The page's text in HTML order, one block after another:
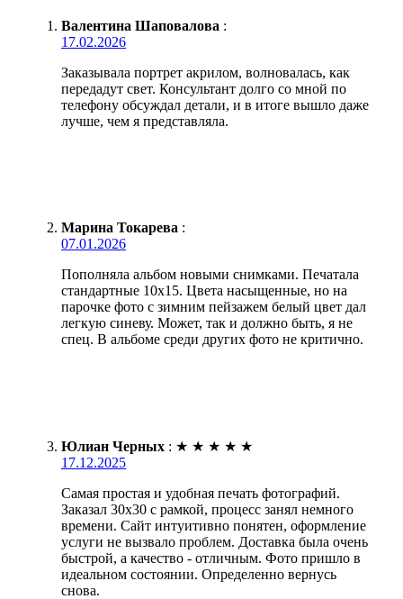
Валентина Шаповалова :
17.02.2026
Заказывала портрет акрилом, волновалась, как
передадут свет. Консультант долго со мной по
телефону обсуждал детали, и в итоге вышло даже
лучше, чем я представляла.
Марина Токарева :
07.01.2026
Пополняла альбом новыми снимками. Печатала
стандартные 10х15. Цвета насыщенные, но на
парочке фото с зимним пейзажем белый цвет дал
легкую синеву. Может, так и должно быть, я не
спец. В альбоме среди других фото не критично.
Юлиан Черных : ★ ★ ★ ★ ★
17.12.2025
Самая простая и удобная печать фотографий.
Заказал 30х30 с рамкой, процесс занял немного
времени. Сайт интуитивно понятен, оформление
услуги не вызвало проблем. Доставка была очень
быстрой, а качество - отличным. Фото пришло в
идеальном состоянии. Определенно вернусь
снова.